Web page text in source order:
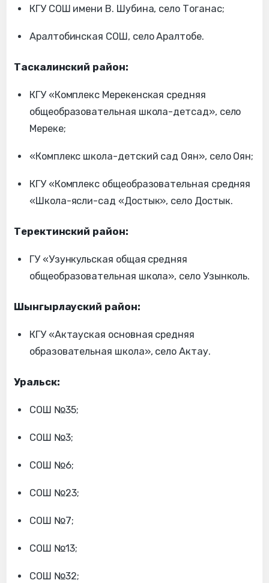
КГУ СОШ имени В. Шубина, село Тоганас;
Аралтобинская СОШ, село Аралтобе.
Таскалинский район:
КГУ «Комплекс Мерекенская средняя
общеобразовательная школа-детсад», село
Мереке;
«Комплекс школа-детский сад Оян», село Оян;
КГУ «Комплекс общеобразовательная средняя
«Школа-ясли-сад «Достык», село Достык.
Теректинский район:
ГУ «Узункульская общая средняя
общеобразовательная школа», село Узынколь.
Шынгырлауский район:
КГУ «Актауская основная средняя
образовательная школа», село Актау.
Уральск:
СОШ №35;
СОШ №3;
СОШ №6;
СОШ №23;
СОШ №7;
СОШ №13;
СОШ №32;